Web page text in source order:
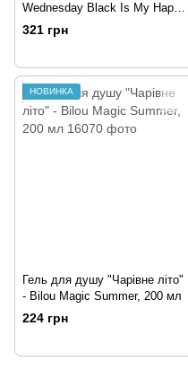
Wednesday Black Is My Happy,
200мл
321 грн
НОВИНКА
Гель для душу "Чарівне літо"
- Bilou Magic Summer, 200 мл
224 грн